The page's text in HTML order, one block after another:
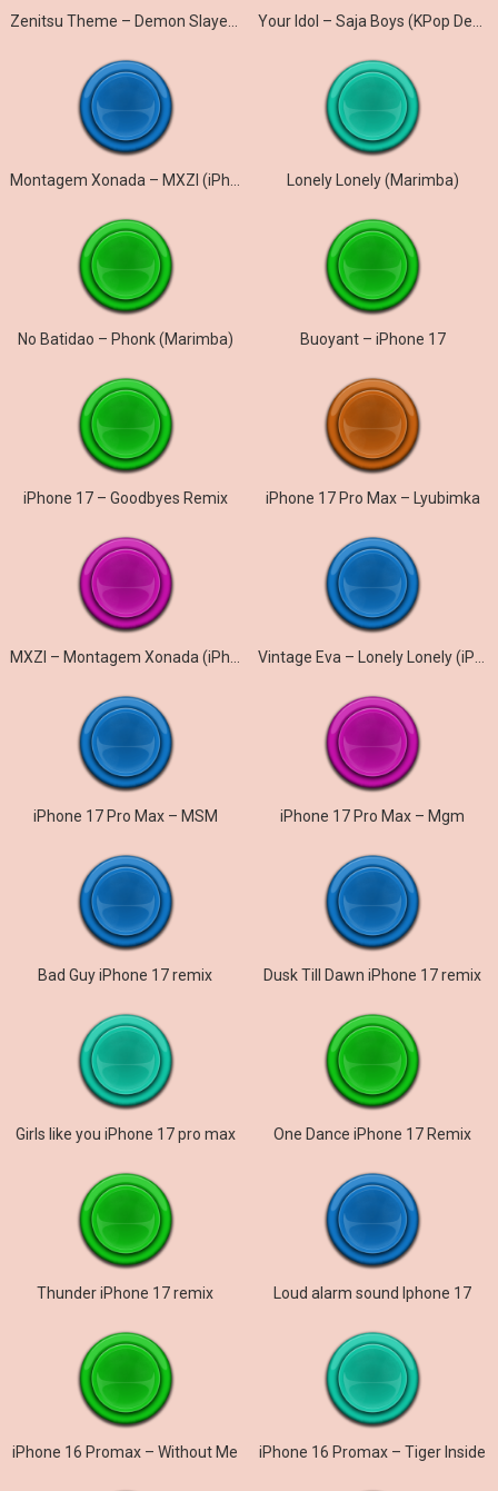
Lonely Lonely (Marimba)
No Batidao – Phonk (Marimba) Buoyant – iPhone 17
iPhone 17 – Goodbyes Remix iPhone 17 Pro Max – Lyubimka
iPhone 17 Pro Max – MSM iPhone 17 Pro Max – Mgm
Bad Guy iPhone 17 remix Dusk Till Dawn iPhone 17 remix
Girls like you iPhone 17 pro max One Dance iPhone 17 Remix
Thunder iPhone 17 remix Loud alarm sound Iphone 17
iPhone 16 Promax – Without Me iPhone 16 Promax – Tiger Inside